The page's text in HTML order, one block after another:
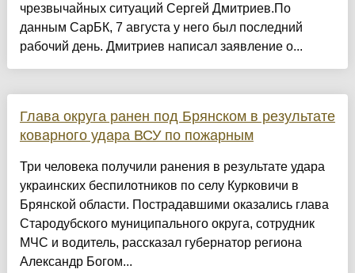
чрезвычайных ситуаций Сергей Дмитриев.По
данным СарБК, 7 августа у него был последний
рабочий день. Дмитриев написал заявление о...
Глава округа ранен под Брянском в результате
коварного удара ВСУ по пожарным
Три человека получили ранения в результате удара
украинских беспилотников по селу Курковичи в
Брянской области. Пострадавшими оказались глава
Стародубского муниципального округа, сотрудник
МЧС и водитель, рассказал губернатор региона
Александр Богом...